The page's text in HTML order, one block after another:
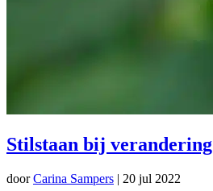
Stilstaan bij verandering
doorCarina Sampers | 20 jul 2022